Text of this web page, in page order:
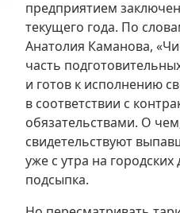
предприятием
текущего года. По
Анатолия Каманова,
часть
и готов к исполнению
в соответствии с
обязательствами. О
свидетельствуют
уже с утра на городских
подсыпка.